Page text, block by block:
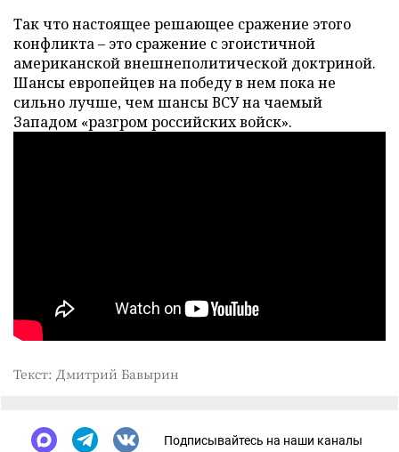
Так что настоящее решающее сражение этого
конфликта – это сражение с эгоистичной
американской внешнеполитической доктриной.
Шансы европейцев на победу в нем пока не
сильно лучше, чем шансы ВСУ на чаемый
Западом «разгром российских войск».
Текст: Дмитрий Бавырин
Подписывайтесь на наши каналы